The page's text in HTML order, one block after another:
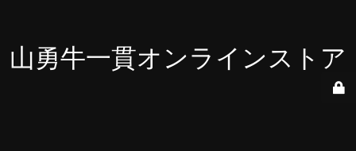
山勇牛一貫オンラインストア